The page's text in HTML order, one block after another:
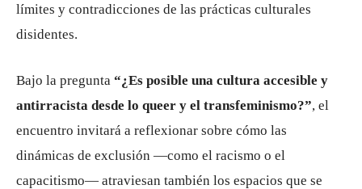
límites y contradicciones de las prácticas culturales
disidentes.
Bajo la pregunta “¿Es posible una cultura accesible y
antirracista desde lo queer y el transfeminismo?”, el
encuentro invitará a reflexionar sobre cómo las
dinámicas de exclusión —como el racismo o el
capacitismo— atraviesan también los espacios que se